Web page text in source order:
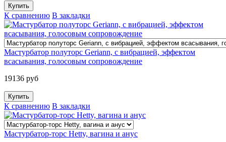
К сравнению В закладки
Мастурбатор полуторс Geriann, с вибрацией, эффектом
всасывания, голосовым сопровождение
19136 руб
К сравнению В закладки
Мастурбатор-торс Hetty, вагина и анус